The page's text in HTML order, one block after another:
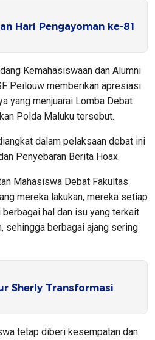
Hari Pengayoman ke-81
Kemahasiswaan dan Alumni
Peilouw memberikan apresiasi
yang menjuarai Lomba Debat
Polda Maluku tersebut.
dalam pelaksaan debat ini
Penyebaran Berita Hoax.
Mahasiswa Debat Fakultas
mereka lakukan, mereka setiap
hal dan isu yang terkait
sehingga berbagai ajang sering
Sherly Transformasi
tetap diberi kesempatan dan